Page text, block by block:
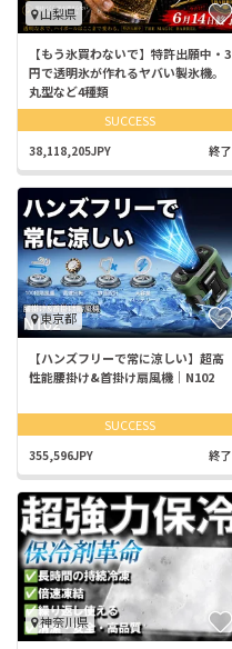
山梨県
【もう氷買わないで】特許出願中・3
円で透明氷が作れるヤバい製氷機。
丸型など4種類
SUCCESS
38,118,205JPY 終了
東京都
【ハンズフリーで常に涼しい】超高
性能腰掛け&首掛け扇風機｜N102
SUCCESS
355,596JPY 終了
神奈川県